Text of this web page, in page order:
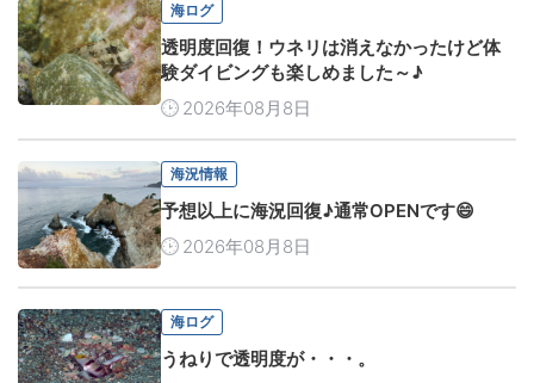
海ログ
透明度回復！ウネリは消えなかったけど体
験ダイビングも楽しめました～♪
2026年08月8日
海況情報
予想以上に海況回復♪通常OPENです😄
2026年08月8日
海ログ
うねりで透明度が・・・。